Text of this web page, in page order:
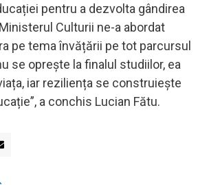
pentru a dezvolta gândirea
Culturii ne-a abordat
pe tema învățării pe tot parcursul
se oprește la finalul studiilor, ea
iar reziliența se construiește
a conchis Lucian Fătu.